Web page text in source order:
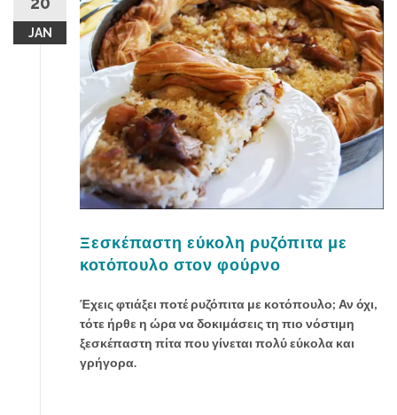
JAN
Ξεσκέπαστη εύκολη ρυζόπιτα με
κοτόπουλο στον φούρνο
Έχεις φτιάξει ποτέ ρυζόπιτα με κοτόπουλο; Αν όχι,
τότε ήρθε η ώρα να δοκιμάσεις τη πιο νόστιμη
ξεσκέπαστη πίτα που γίνεται πολύ εύκολα και
γρήγορα.